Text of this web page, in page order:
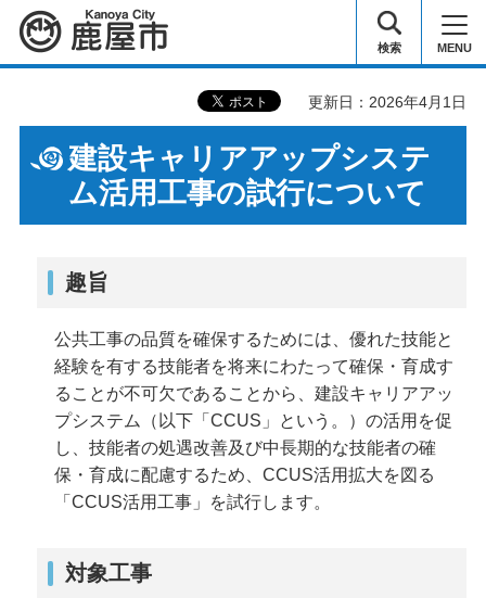
鹿屋市 検索 MENU
更新日：2026年4月1日
建設キャリアアップシステ
ム活用工事の試行について
趣旨
公共工事の品質を確保するためには、優れた技能と
経験を有する技能者を将来にわたって確保・育成す
ることが不可欠であることから、建設キャリアアッ
プシステム（以下「CCUS」という。）の活用を促
し、技能者の処遇改善及び中長期的な技能者の確
保・育成に配慮するため、CCUS活用拡大を図る
「CCUS活用工事」を試行します。
対象工事